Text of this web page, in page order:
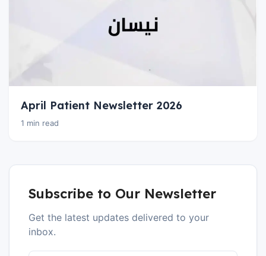
April Patient Newsletter 2026
1 min read
Subscribe to Our Newsletter
Get the latest updates delivered to your
inbox.